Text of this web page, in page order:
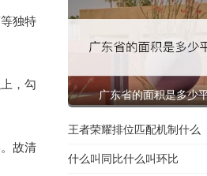
独特
，勾
故清
广东省的面积是多少
王者荣耀排位匹配机制什么
什么叫同比什么叫环比